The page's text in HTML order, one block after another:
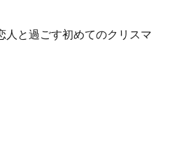
人と過ごす初めてのクリスマ